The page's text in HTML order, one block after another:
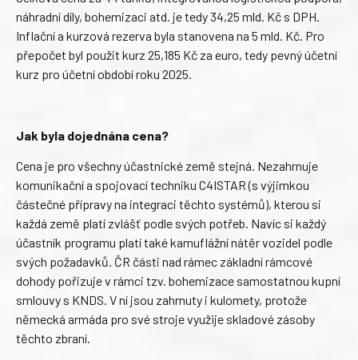
náhradní díly, bohemizaci atd. je tedy 34,25 mld. Kč s DPH.
Inflační a kurzová rezerva byla stanovena na 5 mld. Kč. Pro
přepočet byl použit kurz 25,185 Kč za euro, tedy pevný účetní
kurz pro účetní období roku 2025.
Jak byla dojednána cena?
Cena je pro všechny účastnické země stejná. Nezahrnuje
komunikační a spojovací techniku C4ISTAR (s výjimkou
částečné přípravy na integraci těchto systémů), kterou si
každá země platí zvlášť podle svých potřeb. Navíc si každý
účastník programu platí také kamuflážní nátěr vozidel podle
svých požadavků. ČR části nad rámec základní rámcové
dohody pořizuje v rámci tzv. bohemizace samostatnou kupní
smlouvy s KNDS. V ní jsou zahrnuty i kulomety, protože
německá armáda pro své stroje využije skladové zásoby
těchto zbraní.